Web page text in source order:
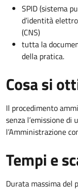
SPID (sistema
d’identità
(CNS)
tutta la
della pratica.
Cosa si
Il procedimento
senza l’emissione
l’Amministrazione
Tempi e
Durata massima del